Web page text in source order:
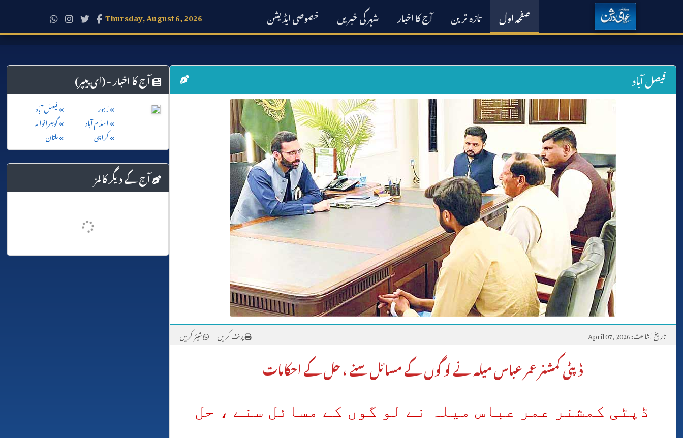
صفحہ اول تازہ ترین آج کا اخبار شہر کی خبریں خصوصی ایڈیشن Thursday, August 6, 2026
فیصل آباد
تاریخ اشاعت: April 07, 2026 پرنٹ کریں شیئر کریں
ڈپٹی کمشنر عمر عباس میلہ نے لو گوں کے مسائل سنے ، حل کے احکامات
ڈپٹی کمشنر عمر عباس میلہ نے لو گوں کے مسائل سنے ، حل
آج کا اخبار - (ای پیپر)
لاہور
فیصل آباد
اسلام آباد
گوجرانوالہ
کراچی
ملتان
آج کے دیگر کالمز